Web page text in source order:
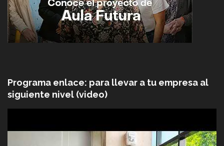
Programa enlace: para llevar a tu empresa al
siguiente nivel (video)